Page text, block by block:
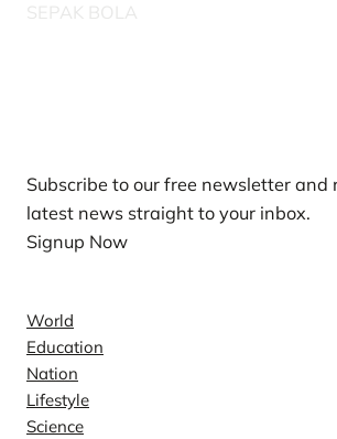
SEPAK BOLA
Subscribe to our free newsletter and
latest news straight to your inbox.
Signup Now
World
Education
Nation
Lifestyle
Science